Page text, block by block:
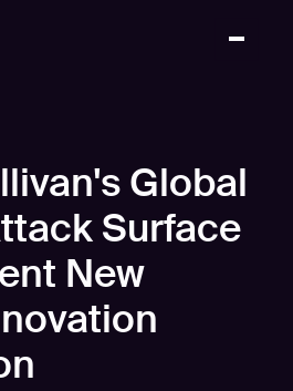
Global
Surface
New